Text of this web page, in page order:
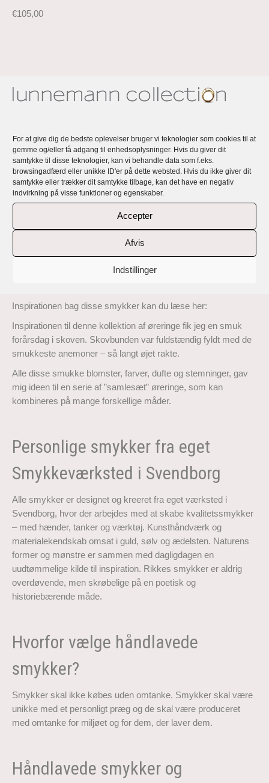
For at give dig de bedste oplevelser bruger vi teknologier som cookies til at
gemme og/eller få adgang til enhedsoplysninger. Hvis du giver dit
samtykke til disse teknologier, kan vi behandle data som f.eks.
browsingadfærd eller unikke ID'er på dette websted. Hvis du ikke giver dit
samtykke eller trækker dit samtykke tilbage, kan det have en negativ
indvirkning på visse funktioner og egenskaber.
Accepter
Afvis
Indstillinger
€105,00
Lunnemann Anemone – en
eksklusive, unikke og personlige
smykker
Rikke Lunnemanns smykker er håndlavede, eksklusive,
unikke og alle personlige med en fortælling og et budskab.
Lunnemann Anemone er en kollektion minimalistiske og enkle
øreringe, der alle er håndlavet i 18 karat genbrugsguld og
Inspirationen bag disse smykker kan du læse her:
Inspirationen til denne kollektion af øreringe fik jeg en smuk
forårsdag i skoven. Skovbunden var fuldstændig fyldt med de
smukkeste anemoner – så langt øjet rakte.
Alle disse smukke blomster, farver, dufte og stemninger, gav
mig ideen til en serie af ”samlesæt” øreringe, som kan
kombineres på mange forskellige måder.
Personlige smykker fra eget
Smykkeværksted i Svendborg
Alle smykker er designet og kreeret fra eget værksted i
Svendborg, hvor der arbejdes med at skabe kvalitetssmykker
– med hænder, tanker og værktøj. Kunsthåndværk og
materialekendskab omsat i guld, sølv og ædelsten. Naturens
former og mønstre er sammen med dagligdagen en
uudtømmelige kilde til inspiration. Rikkes smykker er aldrig
overdøvende, men skrøbelige på en poetisk og
historiebærende måde.
Hvorfor vælge håndlavede
smykker?
Smykker skal ikke købes uden omtanke. Smykker skal være
unikke med et personligt præg og de skal være produceret
med omtanke for miljøet og for dem, der laver dem.
Håndlavede smykker og